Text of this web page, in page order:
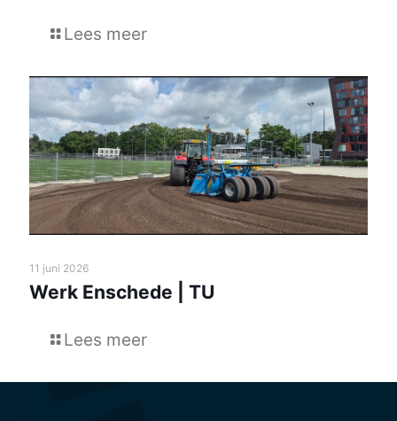
Lees meer
11 juni 2026
Werk Enschede | TU
Lees meer